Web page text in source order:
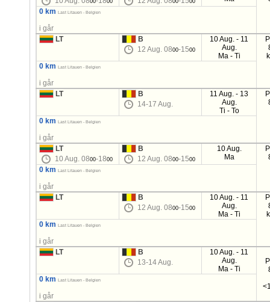
00 00 00 00
0 km
Last Litauen - Belgien
i går
LT
B
12 Aug. 0800-1500
10 Aug. - 11
Aug.
Ma - Ti
0 km
Last Litauen - Belgien
i går
LT
B
14-17 Aug.
11 Aug. - 13
Aug.
Ti - To
0 km Last Litauen - Belgien
i går
LT
10 Aug. 0800-1800
B
12 Aug. 0800-1500
10 Aug.
Ma
0 km
Last Litauen - Belgien
i går
LT
B
12 Aug. 0800-1500
10 Aug. - 11
Aug.
Ma - Ti
0 km
Last Litauen - Belgien
i går
LT
B
13-14 Aug.
10 Aug. - 11
Aug.
Ma - Ti
0 km Last Litauen - Belgien
i går